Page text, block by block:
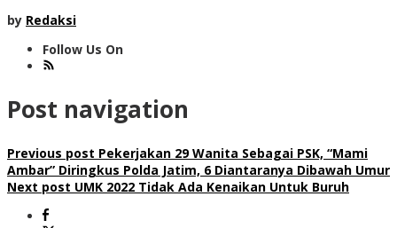
by Redaksi
Follow Us On
Post navigation
Previous post Pekerjakan 29 Wanita Sebagai PSK, “Mami
Ambar” Diringkus Polda Jatim, 6 Diantaranya Dibawah Umur
Next post UMK 2022 Tidak Ada Kenaikan Untuk Buruh